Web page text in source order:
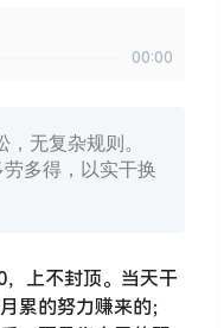
00:00
无复杂规则。
多得，以实干换
上不封顶。当天干
累的努力赚来的；